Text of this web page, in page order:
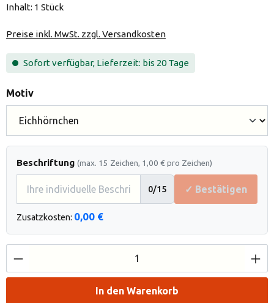
Inhalt: 1 Stück
Preise inkl. MwSt. zzgl. Versandkosten
Sofort verfügbar, Lieferzeit: bis 20 Tage
Motivauswählen
Beschriftung (max. 15 Zeichen, 1,00 € pro Zeichen)
0/15 ✓ Bestätigen
Zusatzkosten: 0,00 €
Produkt Anzahl: Gib den gewünschten
In den Warenkorb